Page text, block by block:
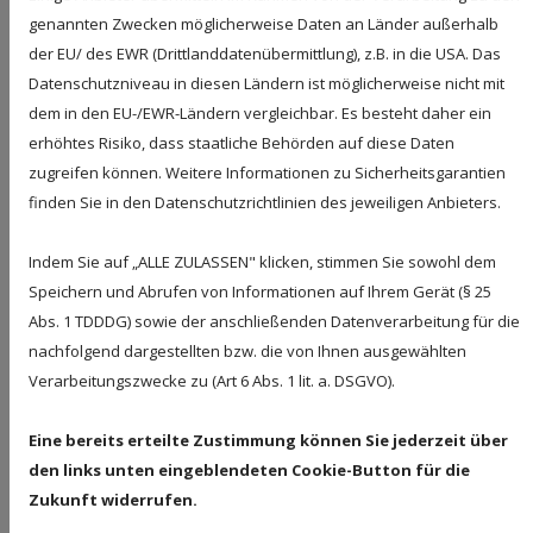
Sie erhalten eine klare Einschätzung, ob sich die
Reparatur lohnt und welche Alternativen bestehen.
IHR REGIONALER
ANSPRECHPARTNER FÜR
SCHNELLE HILFE –
IN MEINER NÄHE
Als lokales Unternehmen in Leipzig legen wir großen
Wert auf Regionalität und Kundennähe. Wenn Sie nach
einer Waschmaschinenreparatur in der Nähe suchen,
erreichbar, freundlich und geht individuell auf Ihre
Situation ein. Wir wissen, dass ein defektes
Haushaltsgerät oft stressig ist – umso wichtiger ist ein
genannten Zwecken möglicherweise Daten an Länder außerhalb
der EU/ des EWR (Drittlanddatenübermittlung), z.B. in die USA. Das
Datenschutzniveau in diesen Ländern ist möglicherweise nicht mit
dem in den EU-/EWR-Ländern vergleichbar. Es besteht daher ein
erhöhtes Risiko, dass staatliche Behörden auf diese Daten
zugreifen können. Weitere Informationen zu Sicherheitsgarantien
finden Sie in den Datenschutzrichtlinien des jeweiligen Anbieters.
Indem Sie auf „ALLE ZULASSEN" klicken, stimmen Sie sowohl dem
Speichern und Abrufen von Informationen auf Ihrem Gerät (§ 25
Abs. 1 TDDDG) sowie der anschließenden Datenverarbeitung für die
nachfolgend dargestellten bzw. die von Ihnen ausgewählten
Verarbeitungszwecke zu (Art 6 Abs. 1 lit. a. DSGVO).
Eine bereits erteilte Zustimmung können Sie jederzeit über
den links unten eingeblendeten Cookie-Button für die
Zukunft widerrufen.